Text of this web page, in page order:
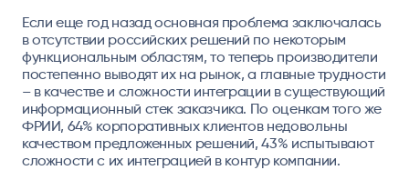
Если еще год назад основная проблема заключалась
в отсутствии российских решений по некоторым
функциональным областям, то теперь производители
постепенно выводят их на рынок, а главные трудности
– в качестве и сложности интеграции в существующий
информационный стек заказчика. По оценкам того же
ФРИИ, 64% корпоративных клиентов недовольны
качеством предложенных решений, 43% испытывают
сложности с их интеграцией в контур компании.